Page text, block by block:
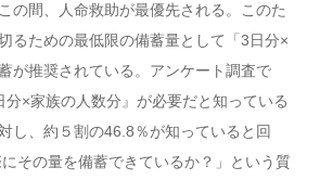
の間、人命救助が最優先される。このた
るための最低限の備蓄量として「3日分×
が推奨されている。アンケート調査で
分×家族の人数分』が必要だと知っている
し、約５割の46.8％が知っていると回
その量を備蓄できているか？」という質